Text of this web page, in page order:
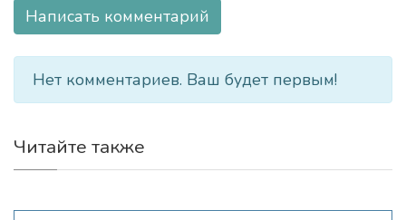
Написать комментарий
Нет комментариев. Ваш будет первым!
Читайте также